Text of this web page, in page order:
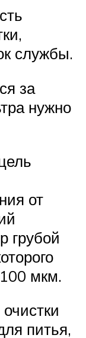
службы.
за
нужно
от
грубой
мкм.
питья,